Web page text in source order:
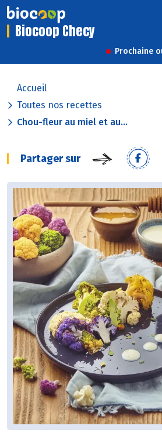
Biocoop Checy
Prochaine
Accueil
Toutes nos recettes
Chou-fleur au miel et au...
Partager sur